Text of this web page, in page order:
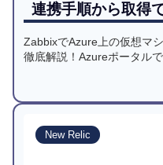
連携手順から取得
ZabbixでAzure上の仮想マ
徹底解説！Azureポータル
Zabbixのマクロにリソー
に監視しましょう。
New Relic